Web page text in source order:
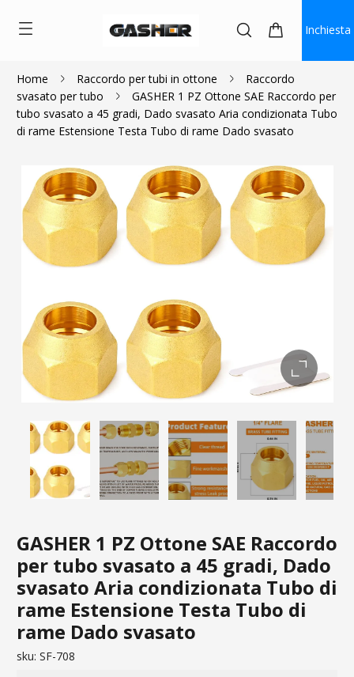
Inchiesta
Home Raccordo per tubi in ottone
Raccordo
svasato per tubo
GASHER 1 PZ Ottone SAE Raccordo per
tubo svasato a 45 gradi, Dado svasato Aria condizionata Tubo
di rame Estensione Testa Tubo di rame Dado svasato
GASHER 1 PZ Ottone SAE Raccordo
per tubo svasato a 45 gradi, Dado
svasato Aria condizionata Tubo di
rame Estensione Testa Tubo di
rame Dado svasato
$1.80 $1.62
sku: SF-708